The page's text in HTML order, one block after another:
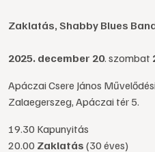
Zaklatás, Shabby Blues
2025. december 20. szombat
Apáczai Csere János
Zalaegerszeg, Apáczai tér 5.
19.30 Kapunyitás
20.00 Zaklatás (30 éves)